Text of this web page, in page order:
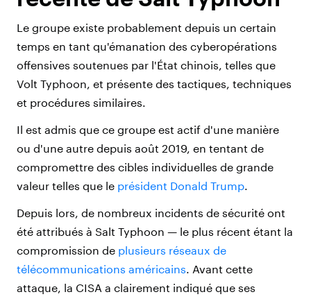
Le groupe existe probablement depuis un certain
temps en tant qu'émanation des cyberopérations
offensives soutenues par l'État chinois, telles que
Volt Typhoon, et présente des tactiques, techniques
et procédures similaires.
Il est admis que ce groupe est actif d'une manière
ou d'une autre depuis août 2019, en tentant de
compromettre des cibles individuelles de grande
valeur telles que le président Donald Trump.
Depuis lors, de nombreux incidents de sécurité ont
été attribués à Salt Typhoon — le plus récent étant la
compromission de plusieurs réseaux de
télécommunications américains. Avant cette
attaque, la CISA a clairement indiqué que ses